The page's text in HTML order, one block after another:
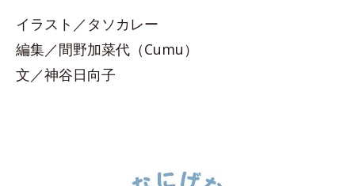
イラスト／タソカレー
編集／間野加菜代（Cumu）
文／神谷日向子